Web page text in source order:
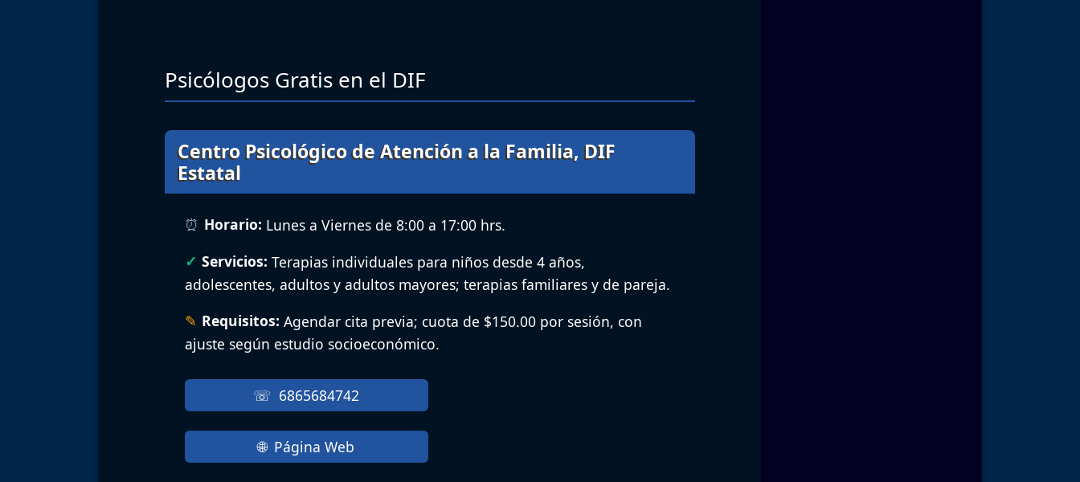
Psicólogos Gratis en el DIF
Centro Psicológico de Atención a la Familia, DIF
Estatal
Horario: Lunes a Viernes de 8:00 a 17:00 hrs.
Servicios: Terapias individuales para niños desde 4 años,
adolescentes, adultos y adultos mayores; terapias familiares y de pareja.
Requisitos: Agendar cita previa; cuota de $150.00 por sesión, con
ajuste según estudio socioeconómico.
6865684742
Página Web